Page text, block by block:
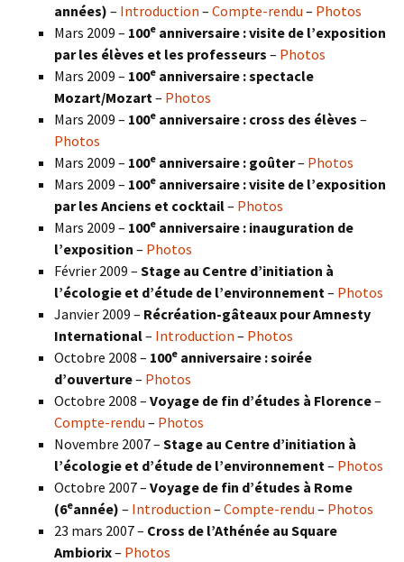
années) – Introduction – Compte-rendu – Photos
Mars 2009 – 100e anniversaire : visite de l’exposition
par les élèves et les professeurs – Photos
Mars 2009 – 100e anniversaire : spectacle
Mozart/Mozart – Photos
Mars 2009 – 100e anniversaire : cross des élèves –
Photos
Mars 2009 – 100e anniversaire : goûter– Photos
Mars 2009 – 100e anniversaire : visite de l’exposition
par les Anciens et cocktail– Photos
Mars 2009 – 100e anniversaire : inauguration de
l’exposition – Photos
Février 2009 – Stage au Centre d’initiation à
l’écologie et d’étude de l’environnement – Photos
Janvier 2009 – Récréation-gâteaux pour Amnesty
International– Introduction – Photos
Octobre 2008 – 100e anniversaire : soirée
d’ouverture– Photos
Octobre 2008 – Voyage de fin d’études à Florence–
Compte-rendu – Photos
Novembre 2007 – Stage au Centre d’initiation à
l’écologie et d’étude de l’environnement – Photos
Octobre 2007 – Voyage de fin d’études à Rome
(6eannée) – Introduction – Compte-rendu – Photos
23 mars 2007 – Cross de l’Athénée au Square
Ambiorix– Photos